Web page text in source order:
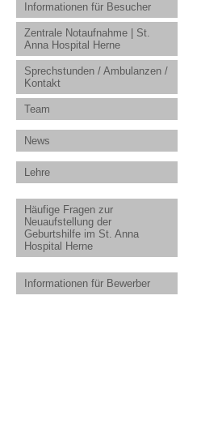
Informationen für Besucher
Zentrale Notaufnahme | St.
Anna Hospital Herne
Sprechstunden / Ambulanzen /
Kontakt
Team
News
Lehre
Häufige Fragen zur
Neuaufstellung der
Geburtshilfe im St. Anna
Hospital Herne
Informationen für Bewerber